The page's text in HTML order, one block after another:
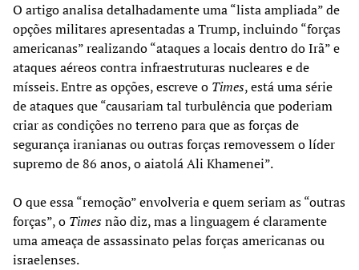
O artigo analisa detalhadamente uma “lista ampliada” de
opções militares apresentadas a Trump, incluindo “forças
americanas” realizando “ataques a locais dentro do Irã” e
ataques aéreos contra infraestruturas nucleares e de
mísseis. Entre as opções, escreve o Times, está uma série
de ataques que “causariam tal turbulência que poderiam
criar as condições no terreno para que as forças de
segurança iranianas ou outras forças removessem o líder
supremo de 86 anos, o aiatolá Ali Khamenei”.
O que essa “remoção” envolveria e quem seriam as “outras
forças”, o Timesnão diz, mas a linguagem é claramente
uma ameaça de assassinato pelas forças americanas ou
israelenses.